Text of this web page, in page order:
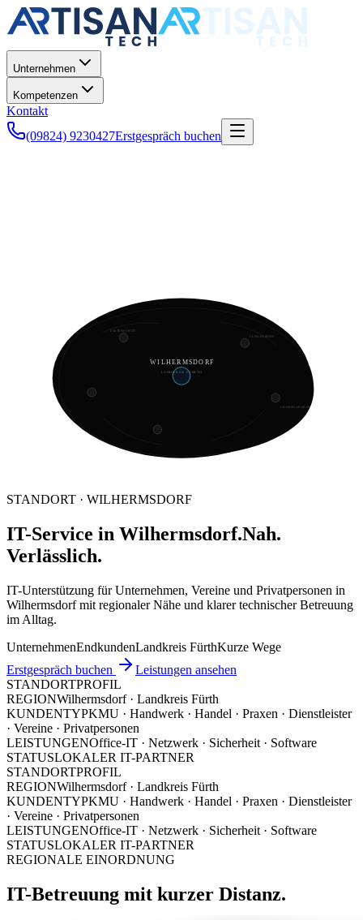
Unternehmen
Kompetenzen
Kontakt
(09824) 9230427Erstgespräch buchen
WILHERMSDORF
LANDKREIS FUERTH
DIETENHOFEN
LANGENZENN
GROSSHABERSDORF
STANDORT · WILHERMSDORF
IT-Service in Wilhermsdorf.Nah.
Verlässlich.
IT-Unterstützung für Unternehmen, Vereine und Privatpersonen in
Wilhermsdorf mit regionaler Nähe und klarer technischer Betreuung
im Alltag.
UnternehmenEndkundenLandkreis FürthKurze Wege
Erstgespräch buchen
Leistungen ansehen
STANDORTPROFIL
REGIONWilhermsdorf · Landkreis Fürth
KUNDENTYPKMU · Handwerk · Handel · Praxen · Dienstleister
· Vereine · Privatpersonen
LEISTUNGENOffice-IT · Netzwerk · Sicherheit · Software
STATUSLOKALER IT-PARTNER
STANDORTPROFIL
REGIONWilhermsdorf · Landkreis Fürth
KUNDENTYPKMU · Handwerk · Handel · Praxen · Dienstleister
· Vereine · Privatpersonen
LEISTUNGENOffice-IT · Netzwerk · Sicherheit · Software
STATUSLOKALER IT-PARTNER
REGIONALE EINORDNUNG
IT-Betreuung mit kurzer Distanz.